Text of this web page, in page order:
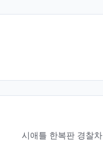
시애틀 한복판 경찰